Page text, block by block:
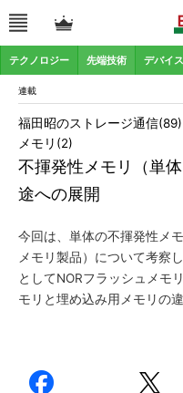
テクノロジー 先端技術 デバイス
連載
不揮発性メモリ（単
途への展開
福田昭のストレージ通信
メモリ(2)
今回は、単体の不揮発性メ
メモリ製品）について考察
としてNORフラッシュメモ
モリと埋め込み用メモリの